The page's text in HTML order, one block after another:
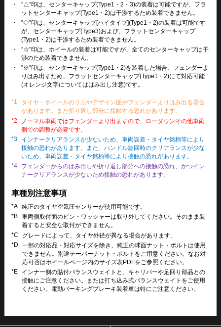
・
”△”印は、センターキャップ(Type1・2・3)の装着は可能ですが、フラ
ットセンターキャップ(Type1・2)は干渉するため装着できません。
・
”◇”印は、センターキャップ[ハイタイプ](Type1・2)の装着は可能です
が、センターキャップ(Type3)および、フラットセンターキャップ
(Type1・2)は干渉するため装着できません。
・
”☆”印は、ホイールの装着は可能ですが、全てのセンターキャップは干
渉のため装着できません。
・
”※”印は、センターキャップ(Type1・2)を装着した場合、フェンダーよ
りはみ出すため、フラットセンターキャップ(Type1・2)にて対応可能
(オレンジ文字についてははみ出し注意)です。
*1
タイヤ・ホイールのリムやデザイン面がフェンダーよりはみ出る場合
があります。また折り返し部分に接触する恐れがあります。
*2
ノーマル車両ではフェンダーより出ますので、ローダウンその他車両
側での調整が必要です。
*3
インナークリアランスが少ないため、車両誤差・タイヤ銘柄等により
接触の恐れがあります。また、ハンドル旋回時のクリアランスが少な
いため、車両誤差・タイヤ銘柄等により接触の恐れがあります。
*4
フェンダーからのはみ出しや折り返し部分への接触の恐れ、かつイン
ナークリアランスが少ないため接触の恐れがあります。
車種別注意事項
*A 純正のタイヤ空気圧センサーが使用可能です。
*B 車両側取付面のピン・ワッシャーは取り外してください。そのまま装
着すると安全な取付ができません。
*C
グレードによって、タイヤ外径が異なる場合があります。
*D
一部の対応品・対応サイズを除き、純正の球面ナット・ボルトは使用
できません。別途テーパーナット・ボルトをご用意ください。なお対
応可否はホイールページ内のサイズ表PDFをご参照ください。
*E
インナー側の貼付バランスウェイトと、キャリパーや足回り部品との
接触にご注意ください。または打ち込み式バランスウェイトをご使用
ください。電動パーキングブレーキ装着車は特にご注意ください。